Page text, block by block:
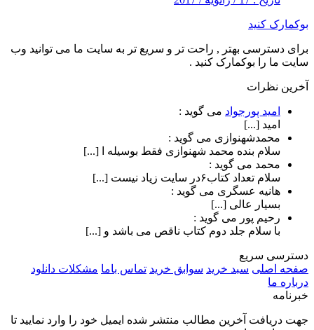
بوکمارک کنید
برای دسترسی بهتر , راحت تر و سریع تر به سایت ما می توانید وب
سایت ما را بوکمارک کنید .
آخرین نظرات
امید پورجواد می گوید :
امید [...]
محمدشهنوازی می گوید :
سلام بنده محمد شهنوازی فقط بوسیله ا [...]
محمد می گوید :
سلام تعداد کتاب۶در سایت زیاد نیست [...]
هانیه عسگری می گوید :
بسیار عالی [...]
رحیم پور می گوید :
با سلام جلد دوم کتاب ناقص می باشد و [...]
دسترسی سریع
صفحه اصلی سبد خرید سوابق خرید تماس باما مشکلات دانلود
درباره ما
خبرنامه
جهت دریافت آخرین مطالب منتشر شده ایمیل خود را وارد نمایید تا